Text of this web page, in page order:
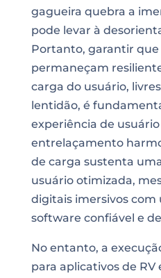
gagueira quebra a
pode levar à
Portanto, garantir que
permaneçam
carga do usuário,
lentidão, é
experiência de
entrelaçamento
de carga sustenta
usuário otimizada,
digitais imersivos com
software confiável e
No entanto, a
para aplicativos de RV